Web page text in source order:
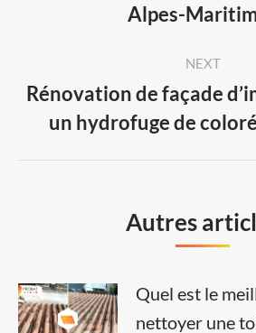
post:
Alpes-
NEXT
Next
post:
Rénovation de façade
un hydrofuge de
Autres
Quel est le
nettoyer une